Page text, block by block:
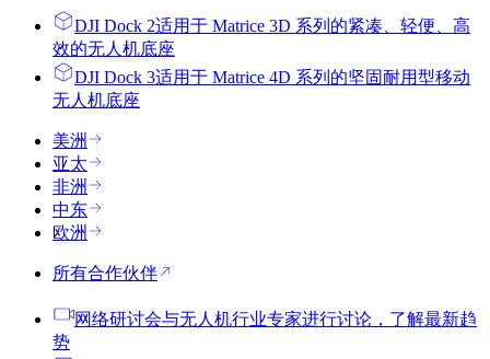
DJI Dock 2适用于 Matrice 3D 系列的紧凑、轻便、高
效的无人机底座
DJI Dock 3适用于 Matrice 4D 系列的坚固耐用型移动
无人机底座
美洲
亚太
非洲
中东
欧洲
所有合作伙伴
网络研讨会与无人机行业专家进行讨论，了解最新趋
势